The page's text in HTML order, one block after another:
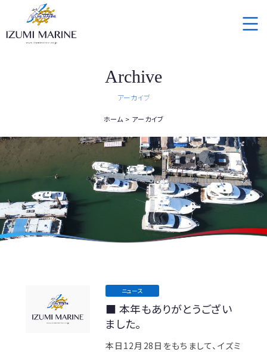
Archive
アーカイブ
ホーム アーカイブ
ニュース
■ 本年もありがとうござい
ました。
本日12月28日をもちまして、イズミ